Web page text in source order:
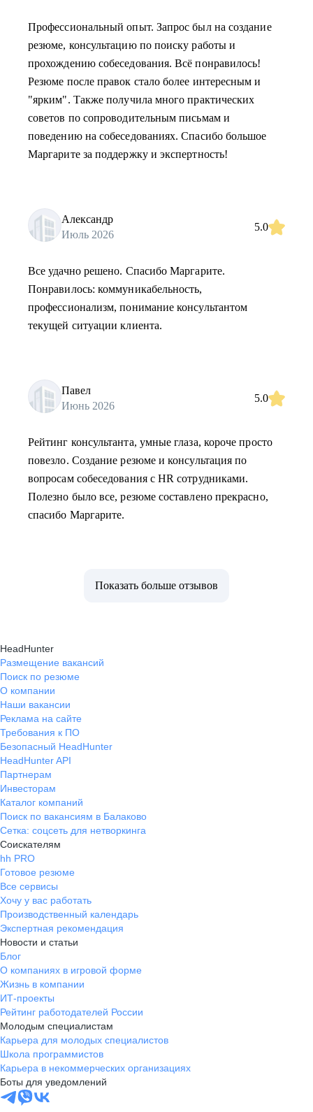
Профессиональный опыт. Запрос был на создание
резюме, консультацию по поиску работы и
прохождению собеседования. Всё понравилось!
Резюме после правок стало более интересным и
"ярким". Также получила много практических
советов по сопроводительным письмам и
поведению на собеседованиях. Спасибо большое
Маргарите за поддержку и экспертность!
Александр
Июль 2026
5.0
Все удачно решено. Спасибо Маргарите.
Понравилось: коммуникабельность,
профессионализм, понимание консультантом
текущей ситуации клиента.
Павел
Июнь 2026
5.0
Рейтинг консультанта, умные глаза, короче просто
повезло. Создание резюме и консультация по
вопросам собеседования с HR сотрудниками.
Полезно было все, резюме составлено прекрасно,
спасибо Маргарите.
Показать больше отзывов
HeadHunter
Размещение вакансий
Поиск по резюме
О компании
Наши вакансии
Реклама на сайте
Требования к ПО
Безопасный HeadHunter
HeadHunter API
Партнерам
Инвесторам
Каталог компаний
Поиск по вакансиям в Балаково
Сетка: соцсеть для нетворкинга
Соискателям
hh PRO
Готовое резюме
Все сервисы
Хочу у вас работать
Производственный календарь
Экспертная рекомендация
Новости и статьи
Блог
О компаниях в игровой форме
Жизнь в компании
ИТ-проекты
Рейтинг работодателей России
Молодым специалистам
Карьера для молодых специалистов
Школа программистов
Карьера в некоммерческих организациях
Боты для уведомлений